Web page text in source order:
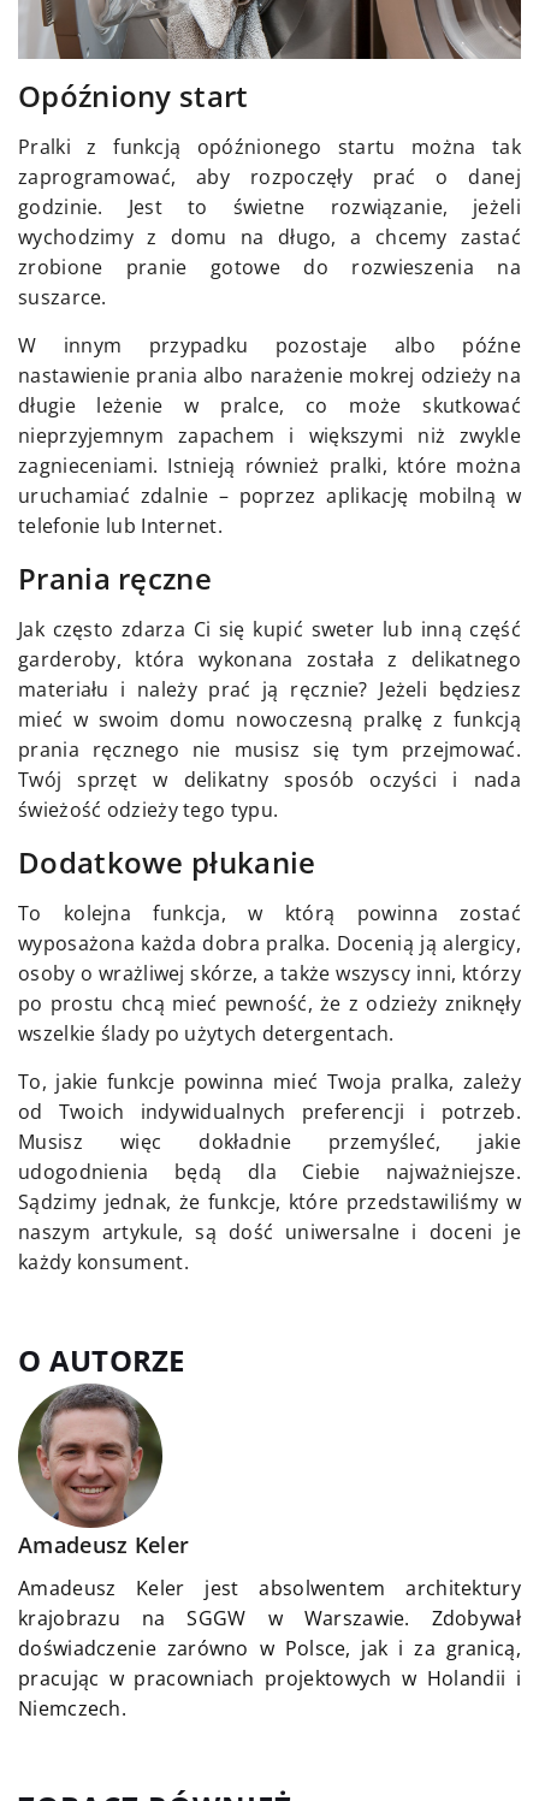
Opóźniony start
Pralki z funkcją opóźnionego startu można tak
zaprogramować, aby rozpoczęły prać o danej
godzinie. Jest to świetne rozwiązanie, jeżeli
wychodzimy z domu na długo, a chcemy zastać
zrobione pranie gotowe do rozwieszenia na
suszarce.
W innym przypadku pozostaje albo późne
nastawienie prania albo narażenie mokrej odzieży na
długie leżenie w pralce, co może skutkować
nieprzyjemnym zapachem i większymi niż zwykle
zagnieceniami. Istnieją również pralki, które można
uruchamiać zdalnie – poprzez aplikację mobilną w
telefonie lub Internet.
Prania ręczne
Jak często zdarza Ci się kupić sweter lub inną część
garderoby, która wykonana została z delikatnego
materiału i należy prać ją ręcznie? Jeżeli będziesz
mieć w swoim domu nowoczesną pralkę z funkcją
prania ręcznego nie musisz się tym przejmować.
Twój sprzęt w delikatny sposób oczyści i nada
świeżość odzieży tego typu.
Dodatkowe płukanie
To kolejna funkcja, w którą powinna zostać
wyposażona każda dobra pralka. Docenią ją alergicy,
osoby o wrażliwej skórze, a także wszyscy inni, którzy
po prostu chcą mieć pewność, że z odzieży zniknęły
wszelkie ślady po użytych detergentach.
To, jakie funkcje powinna mieć Twoja pralka, zależy
od Twoich indywidualnych preferencji i potrzeb.
Musisz więc dokładnie przemyśleć, jakie
udogodnienia będą dla Ciebie najważniejsze.
Sądzimy jednak, że funkcje, które przedstawiliśmy w
naszym artykule, są dość uniwersalne i doceni je
każdy konsument.
O AUTORZE
Amadeusz Keler
Amadeusz Keler jest absolwentem architektury
krajobrazu na SGGW w Warszawie. Zdobywał
doświadczenie zarówno w Polsce, jak i za granicą,
pracując w pracowniach projektowych w Holandii i
Niemczech.